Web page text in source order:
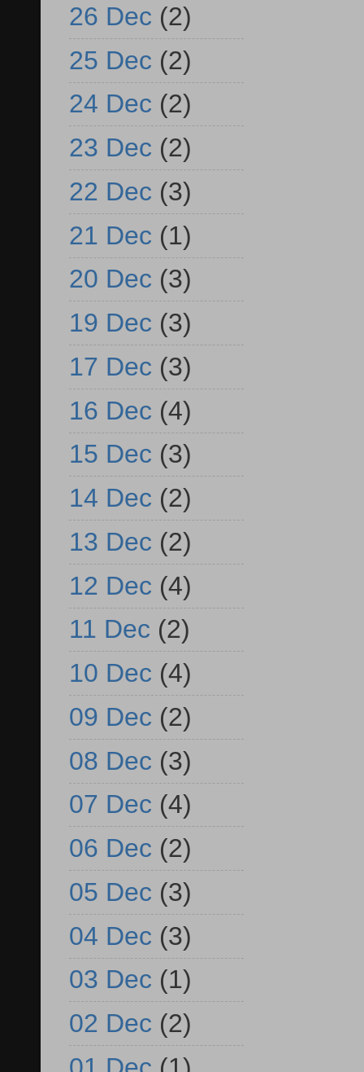
26 Dec (2)
25 Dec (2)
24 Dec (2)
23 Dec (2)
22 Dec (3)
21 Dec (1)
20 Dec (3)
19 Dec (3)
17 Dec (3)
16 Dec (4)
15 Dec (3)
14 Dec (2)
13 Dec (2)
12 Dec (4)
11 Dec (2)
10 Dec (4)
09 Dec (2)
08 Dec (3)
07 Dec (4)
06 Dec (2)
05 Dec (3)
04 Dec (3)
03 Dec (1)
02 Dec (2)